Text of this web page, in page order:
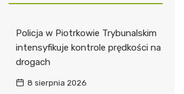
Policja w Piotrkowie Trybunalskim
intensyfikuje kontrole prędkości na
drogach
8 sierpnia 2026